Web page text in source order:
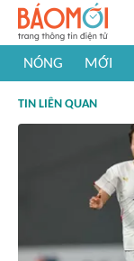
NÓNG MỚI
#Khám phá thế giới
TIN LIÊN QUAN